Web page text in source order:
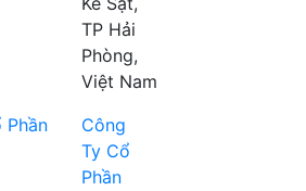
TP Hải
Phòng,
Việt Nam
Công
Ty Cổ
Phần